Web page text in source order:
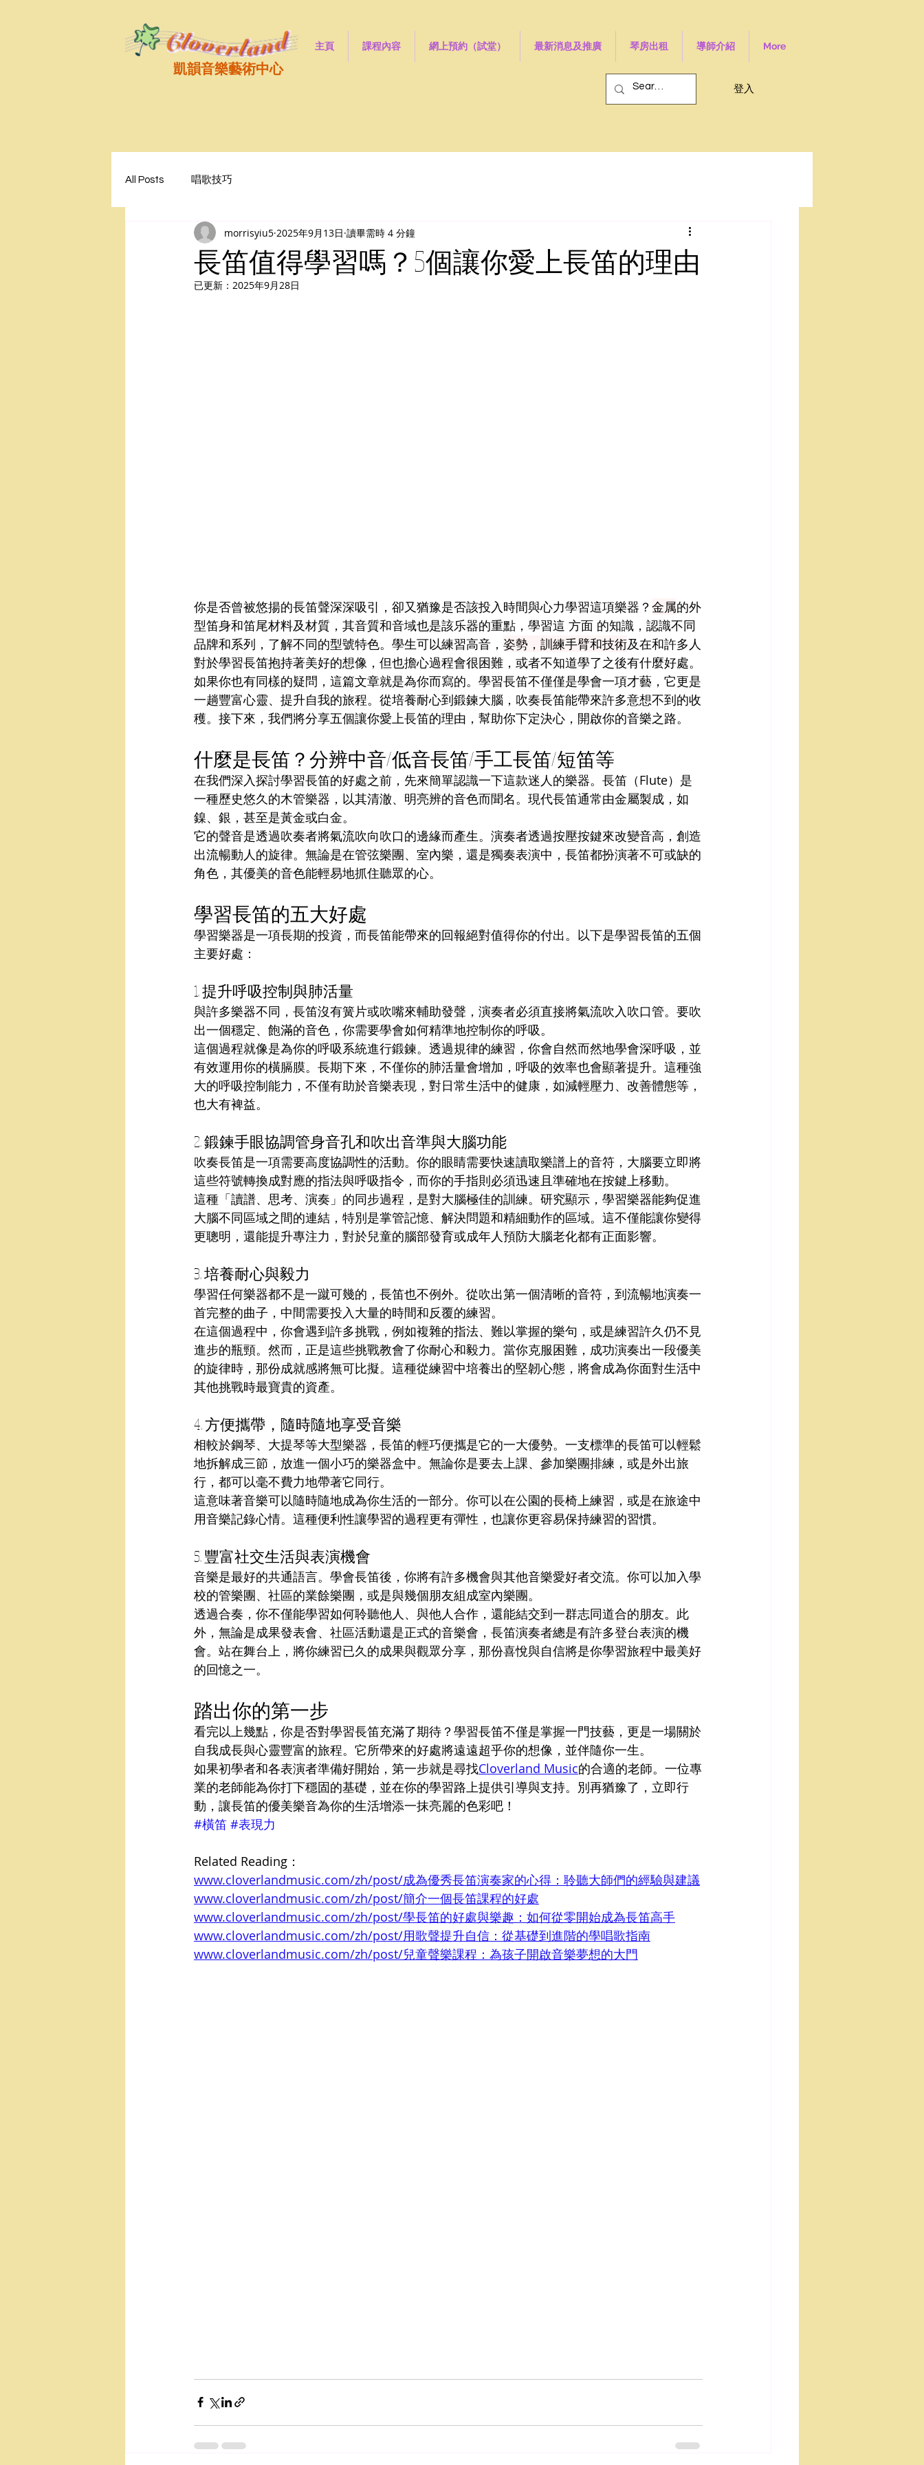
凱韻音樂藝術中心
主頁 課程內容 網上預約（試堂） 最新消息及推廣 琴房出租 導師介紹 More
登入
All Posts 唱歌技巧
長笛值得學習嗎？5個讓你愛上長笛的理由
morrisyiu5 2025年9月13日 讀畢需時 4 分鐘
已更新： 2025年9月28日
你是否曾被悠揚的長笛聲深深吸引，卻又猶豫是否該投入時間與心力學習這項樂器？ 金属的外
型笛身和笛尾材料及材質，其音質和音域也是該乐器的重點，學習這 方面 的知識，認識不同
品牌和系列，了解不同的型號特色。學生可以練習高音， 姿勢，訓練手臂和技術及在和許多人
對於學習長笛抱持著美好的想像，但也擔心過程會很困難，或者不知道學了之後有什麼好處。
如果你也有同樣的疑問，這篇文章就是為你而寫的。學習長笛不僅僅是學會一項才藝，它更是
一趟豐富心靈、提升自我的旅程。從培養耐心到鍛鍊大腦，吹奏長笛能帶來許多意想不到的收
穫。接下來，我們將分享五個讓你愛上長笛的理由，幫助你下定決心，開啟你的音樂之路。
什麼是長笛？分辨中音/低音長笛/手工長笛/短笛等
在我們深入探討學習長笛的好處之前，先來簡單認識一下這款迷人的樂器。長笛（Flute）是
一種歷史悠久的木管樂器，以其清澈、明亮辨的音色而聞名。現代長笛通常由金屬製成，如
鎳、銀，甚至是黃金或白金。
它的聲音是透過吹奏者將氣流吹向吹口的邊緣而產生。演奏者透過按壓按鍵來改變音高，創造
出流暢動人的旋律。無論是在管弦樂團、室內樂，還是獨奏表演中，長笛都扮演著不可或缺的
角色，其優美的音色能輕易地抓住聽眾的心。
學習長笛的五大好處
學習樂器是一項長期的投資，而長笛能帶來的回報絕對值得你的付出。以下是學習長笛的五個
主要好處：
1. 提升呼吸控制與肺活量
與許多樂器不同，長笛沒有簧片或吹嘴來輔助發聲，演奏者必須直接將氣流吹入吹口管。要吹
出一個穩定、飽滿的音色，你需要學會如何精準地控制你的呼吸。
這個過程就像是為你的呼吸系統進行鍛鍊。透過規律的練習，你會自然而然地學會深呼吸，並
有效運用你的橫膈膜。長期下來，不僅你的肺活量會增加，呼吸的效率也會顯著提升。這種強
大的呼吸控制能力，不僅有助於音樂表現，對日常生活中的健康，如減輕壓力、改善體態等，
也大有裨益。
2. 鍛鍊手眼協調管身音孔和吹出音準與大腦功能
吹奏長笛是一項需要高度協調性的活動。你的眼睛需要快速讀取樂譜上的音符，大腦要立即將
這些符號轉換成對應的指法與呼吸指令，而你的手指則必須迅速且準確地在按鍵上移動。
這種「讀譜、思考、演奏」的同步過程，是對大腦極佳的訓練。研究顯示，學習樂器能夠促進
大腦不同區域之間的連結，特別是掌管記憶、解決問題和精細動作的區域。這不僅能讓你變得
更聰明，還能提升專注力，對於兒童的腦部發育或成年人預防大腦老化都有正面影響。
3. 培養耐心與毅力
學習任何樂器都不是一蹴可幾的，長笛也不例外。從吹出第一個清晰的音符，到流暢地演奏一
首完整的曲子，中間需要投入大量的時間和反覆的練習。
在這個過程中，你會遇到許多挑戰，例如複雜的指法、難以掌握的樂句，或是練習許久仍不見
進步的瓶頸。然而，正是這些挑戰教會了你耐心和毅力。當你克服困難，成功演奏出一段優美
的旋律時，那份成就感將無可比擬。這種從練習中培養出的堅韌心態，將會成為你面對生活中
其他挑戰時最寶貴的資產。
4. 方便攜帶，隨時隨地享受音樂
相較於鋼琴、大提琴等大型樂器，長笛的輕巧便攜是它的一大優勢。一支標準的長笛可以輕鬆
地拆解成三節，放進一個小巧的樂器盒中。無論你是要去上課、參加樂團排練，或是外出旅
行，都可以毫不費力地帶著它同行。
這意味著音樂可以隨時隨地成為你生活的一部分。你可以在公園的長椅上練習，或是在旅途中
用音樂記錄心情。這種便利性讓學習的過程更有彈性，也讓你更容易保持練習的習慣。
5. 豐富社交生活與表演機會
音樂是最好的共通語言。學會長笛後，你將有許多機會與其他音樂愛好者交流。你可以加入學
校的管樂團、社區的業餘樂團，或是與幾個朋友組成室內樂團。
透過合奏，你不僅能學習如何聆聽他人、與他人合作，還能結交到一群志同道合的朋友。此
外，無論是成果發表會、社區活動還是正式的音樂會，長笛演奏者總是有許多登台表演的機
會。站在舞台上，將你練習已久的成果與觀眾分享，那份喜悅與自信將是你學習旅程中最美好
的回憶之一。
踏出你的第一步
看完以上幾點，你是否對學習長笛充滿了期待？學習長笛不僅是掌握一門技藝，更是一場關於
自我成長與心靈豐富的旅程。它所帶來的好處將遠遠超乎你的想像，並伴隨你一生。
如果初學者和各表演者準備好開始，第一步就是尋找Cloverland Music的合適的老師。一位專
業的老師能為你打下穩固的基礎，並在你的學習路上提供引導與支持。別再猶豫了，立即行
動，讓長笛的優美樂音為你的生活增添一抹亮麗的色彩吧！
#橫笛 #表現力
Related Reading：
www.cloverlandmusic.com/zh/post/成為優秀長笛演奏家的心得：聆聽大師們的經驗與建議
www.cloverlandmusic.com/zh/post/簡介一個長笛課程的好處
www.cloverlandmusic.com/zh/post/學長笛的好處與樂趣：如何從零開始成為長笛高手
www.cloverlandmusic.com/zh/post/用歌聲提升自信：從基礎到進階的學唱歌指南
www.cloverlandmusic.com/zh/post/兒童聲樂課程：為孩子開啟音樂夢想的大門